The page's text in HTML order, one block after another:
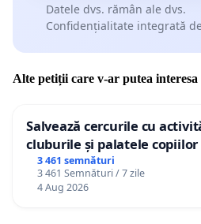
Datele dvs. rămân ale dvs.
Confidențialitate integrată
Alte petiții care v-ar putea interesa
Salvează cercurile cu
cluburile și palatele copiilor
3 461 semnături
3 461 Semnături / 7 zile
4 Aug 2026